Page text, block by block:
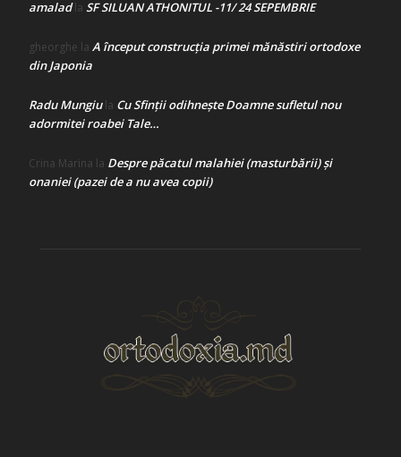
amaladla SF SILUAN ATHONITUL -11/ 24 SEPEMBRIE
gheorghe la A început construcţia primei mănăstiri ortodoxe
din Japonia
Radu Mungiula Cu Sfinții odihnește Doamne sufletul nou
adormitei roabei Tale…
Crina Marina la Despre păcatul malahiei (masturbării) şi
onaniei (pazei de a nu avea copii)